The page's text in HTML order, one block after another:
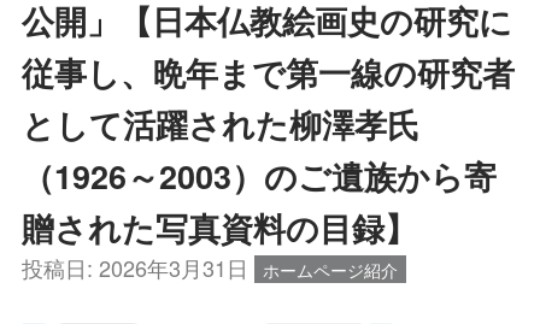
公開」【日本仏教絵画史の研究に
従事し、晩年まで第一線の研究者
として活躍された柳澤孝氏
（1926～2003）のご遺族から寄
贈された写真資料の目録】
投稿日: 2026年3月31日 ホームページ紹介